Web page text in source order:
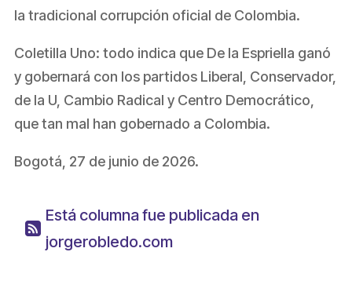
la tradicional corrupción oficial de Colombia.
Coletilla Uno: todo indica que De la Espriella ganó
y gobernará con los partidos Liberal, Conservador,
de la U, Cambio Radical y Centro Democrático,
que tan mal han gobernado a Colombia.
Bogotá, 27 de junio de 2026.
Está columna fue publicada en
jorgerobledo.com